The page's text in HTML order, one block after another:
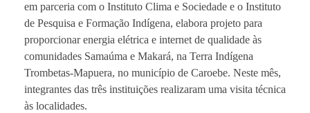
em parceria com o Instituto Clima e Sociedade e o Instituto
de Pesquisa e Formação Indígena, elabora projeto para
proporcionar energia elétrica e internet de qualidade às
comunidades Samaúma e Makará, na Terra Indígena
Trombetas-Mapuera, no município de Caroebe. Neste mês,
integrantes das três instituições realizaram uma visita técnica
às localidades.